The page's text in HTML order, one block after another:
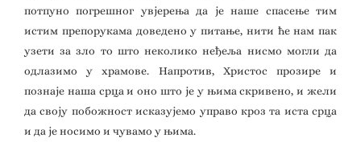
потпуно погрешног увјерења да је наше спасење тим
истим препорукама доведено у питање, нити ће нам пак
узети за зло то што неколико неђеља нисмо могли да
одлазимо у храмове. Напротив, Христос прозире и
познаје наша срца и оно што је у њима скривено, и жели
да своју побожност исказујемо управо кроз та иста срца
и да је носимо и чувамо у њима.